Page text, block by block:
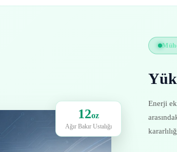
12oz
Ağır Bakır Ustalığı
Enerji